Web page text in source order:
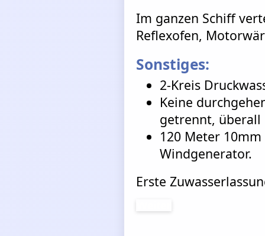
Im ganzen Schiff
Reflexofen,
Sonstiges:
2-Kreis
Keine
getrennt, überall
120 Meter
Windgenerator.
Erste